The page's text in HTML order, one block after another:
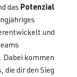
das Potenzial
und
kommen
dir den Sieg